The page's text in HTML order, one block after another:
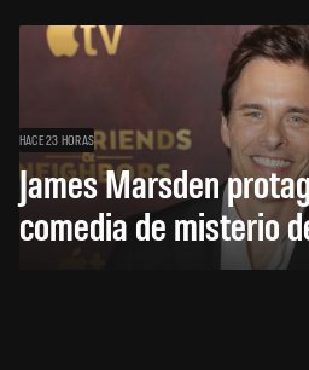
HACE 23 HORAS
James Marsden
comedia de misterio